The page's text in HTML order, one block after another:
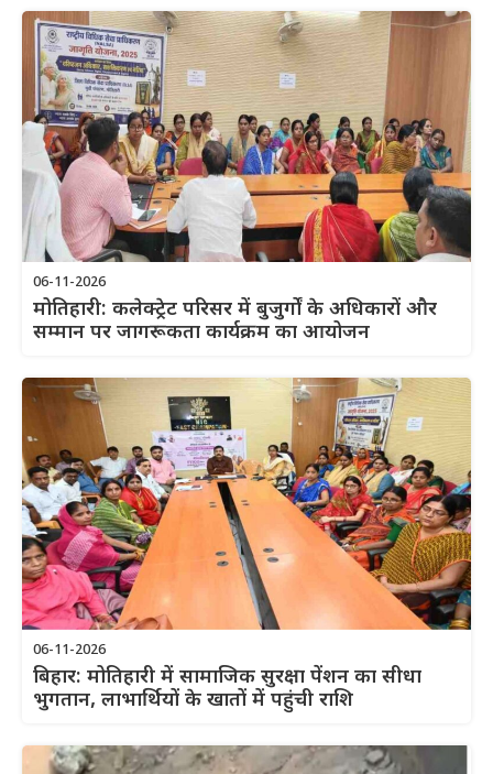
06-11-2026
मोतिहारी: कलेक्ट्रेट परिसर में बुजुर्गों के अधिकारों और
सम्मान पर जागरूकता कार्यक्रम का आयोजन
06-11-2026
बिहार: मोतिहारी में सामाजिक सुरक्षा पेंशन का सीधा
भुगतान, लाभार्थियों के खातों में पहुंची राशि